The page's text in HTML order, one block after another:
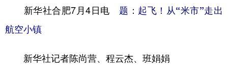
科技 科创 量子 体育
文化
访谈 视频 图片
新华社合肥7月4日电 题：起飞！从“米市”走出
航空小镇
新华社记者陈尚营、程云杰、班娟娟